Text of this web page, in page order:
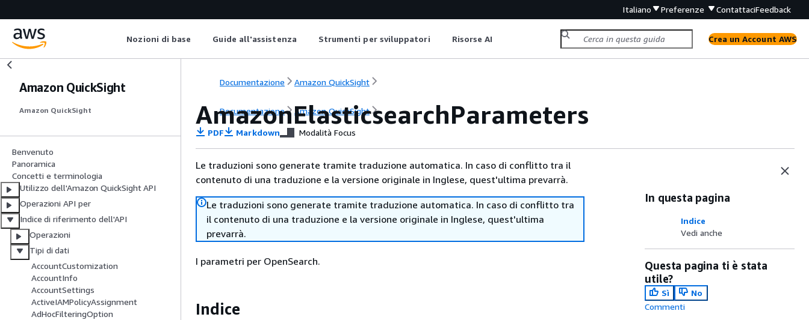
Italiano Preferenze ContattaciFeedback
Nozioni di base Guide all'assistenza Strumenti per sviluppatori Risorse AI Crea un Account AWS
Amazon QuickSight
Amazon QuickSight
Benvenuto
Panoramica
Concetti e terminologia
Utilizzo dell'Amazon QuickSight API
Operazioni API per
Indice di riferimento dell'API
Operazioni
Tipi di dati
AccountCustomization
AccountInfo
AccountSettings
ActiveIAMPolicyAssignment
AdHocFilteringOption
Documentazione Amazon QuickSight
Documentazione Amazon QuickSight
AmazonElasticsearchParameters
PDF Markdown Modalità Focus
Le traduzioni sono generate tramite traduzione automatica. In caso di conflitto tra il
contenuto di una traduzione e la versione originale in Inglese, quest'ultima prevarrà.
Le traduzioni sono generate tramite traduzione automatica. In caso di conflitto tra
il contenuto di una traduzione e la versione originale in Inglese, quest'ultima
prevarrà.
I parametri per OpenSearch.
Indice
In questa pagina
Indice
Vedi anche
Questa pagina ti è stata
utile?
Sì
No
Commenti